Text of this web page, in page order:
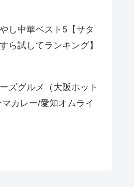
し中華ベスト5【サタ
ら試してランキング】
ズグルメ（大阪ホット
カレー/愛知オムライ